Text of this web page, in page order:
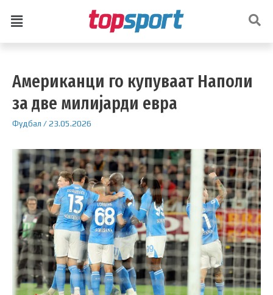
Американци го купуваат Наполи
за две милијарди евра
Фудбал /23.05.2026